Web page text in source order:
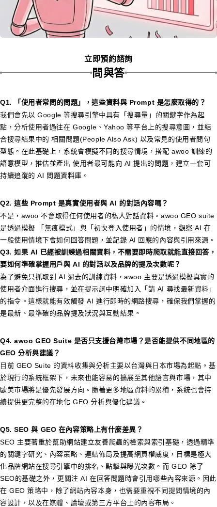
立即預約諮詢
問與答
Q1.
「使用者常問的問題」，這些資料與 Prompt 是怎麼取得的？
我們會先以 Google 等搜尋引擎中具有「搜尋量」的關鍵字作為起
點，分析使用者過往在 Google、Yahoo 等平台上的搜尋意圖，並結
合搜尋結果中的 相關問題(People Also Ask) 以及常見的使用者問句
型態。在此基礎上，系統會模擬不同的搜尋情境，搭配 awoo 訓練的
語意模型，推估並產出 使用者最可能向 AI 提出的問題，建立一套可
持續追蹤的 AI 問題資料庫。
Q2.這些 Prompt 是真實使用者與 AI 的對話內容嗎？
不是，awoo 不會取得任何使用者的私人對話資料。awoo GEO suite
是透過模擬 「無痕模式」與「初次登入使用者」的情境，觀察 AI 在
一般使用情境下會如何回答問題，並記錄 AI 回應的內容與引用來源。
Q3.如果 AI 已經被訓練過相關資料，不需要即時爬取就能直接回答，
要如何準確掌握用戶與 AI 的對話以及品牌的提及次數呢？
為了避免只抓取到 AI 過去的訓練資料，awoo 主要是透過模擬真實的
使用者介面進行搜尋，並在提示詞中明確加入「請 AI 尋找最新資料」
的指令。這樣就能有效觸發 AI 進行即時的網路搜尋，確保我們掌握的
是最新、最準確的品牌提及狀況與互動結果。
Q4.awoo GEO Suite 是否只支援台灣市場？是否能提供不同地區的
GEO 分析與建議？
目前 GEO Suite 的資料收集與分析主要以台灣與日本市場為起點。基
於現行的系統框架下，未來也能容易的擴展至其他語言與市場，其中
歐美市場將是優先發展方向。隨著更多地區資料的累積，系統也會持
續提供更完整的在地化 GEO 分析與優化建議。
Q5.SEO 與 GEO 在內容策略上有什麼差異？
SEO 主要著重於幫助網站建立友善爬蟲的檢索與索引基礎，透過精準
的關鍵字研究、內容策略、連結佈局及提高網頁權威度，目標是極大
化品牌網站在搜尋引擎中的排名、點擊與曝光次數。而 GEO 除了
SEO的基礎之外，更關注 AI 在回答問題時會引用哪些內容來源。因此
在 GEO 策略中，除了網站內容本身，也需要重視不同提問情境的內
容設計，以及在媒體、論壇或第三方平台上的內容布局。